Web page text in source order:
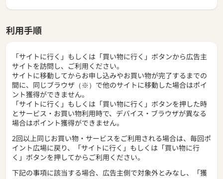
利用手順
「サイトに行く」もしくは「買い物に行く」ボタンから広告主
サイトを訪問し、ご利用ください。
サイトに移動してからお申し込みやお買い物が完了するまでの
間に、同じブラウザ（※）で他のサイトに移動した場合はポイ
ント獲得ができません。
「サイトに行く」もしくは「買い物に行く」ボタンを押した時
とサービス・お買い物利用時で、デバイス・ブラウザが異なる
場合はポイント獲得ができません。
2回以上同じお買い物・サービスをご利用される場合は、毎回ポ
イント広場に戻り、「サイトに行く」もしくは「買い物に行
く」ボタンを押してからご利用ください。
下記の事項に該当する場合、広告主側で対象外とみなし、「獲